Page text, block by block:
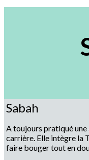
Sabah
A toujours pratiqué
carrière. Elle intègre la
faire bouger tout en